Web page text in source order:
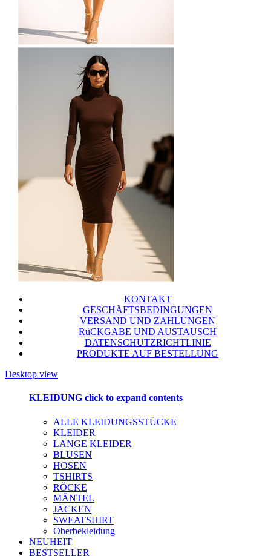
KONTAKT
GESCHÄFTSBEDINGUNGEN
VERSAND UND ZAHLUNGEN
RüCKGABE UND AUSTAUSCH
DATENSCHUTZRICHTLINIE
PRODUKTE AUF BESTELLUNG
Desktop view
KLEIDUNG click to expand contents
ALLE KLEIDUNGSSTÜCKE
KLEIDER
LANGE KLEIDER
BLUSEN
HOSEN
TSHIRTS
RÖCKE
MÄNTEL
JACKEN
SWEATSHIRT
Oberbekleidung
NEUHEIT
BESTSELLER